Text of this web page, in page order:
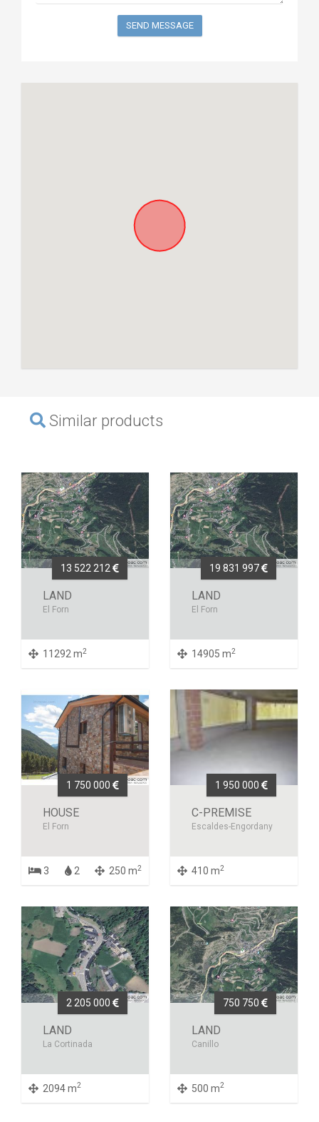
SEND MESSAGE
Similar products
13 522 212
LAND
El Forn
11292 m2
19 831 997
LAND
El Forn
14905 m2
1 750 000
HOUSE
El Forn
3 2 250 m2
1 950 000
C-PREMISE
Escaldes-Engordany
410 m2
2 205 000
LAND
La Cortinada
2094 m2
750 750
LAND
Canillo
500 m2